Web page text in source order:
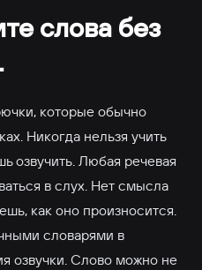
слова без
которые обычно
Никогда нельзя учить
озвучить. Любая речевая
в слух. Нет смысла
как оно произносится.
словарями в
озвучки. Слово можно не